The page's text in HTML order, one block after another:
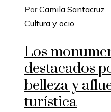
PorCamila Santacruz
Cultura y ocio
Los
destacados
belleza y
turística